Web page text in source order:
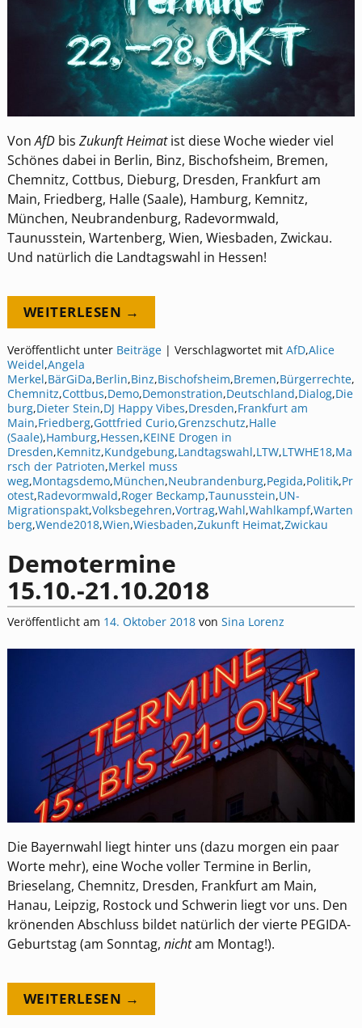
VonAfDbis Zukunft Heimatist diese Woche wieder viel
Schönes dabei in Berlin, Binz, Bischofsheim, Bremen,
Chemnitz, Cottbus, Dieburg, Dresden, Frankfurt am
Main, Friedberg, Halle (Saale), Hamburg, Kemnitz,
München, Neubrandenburg, Radevormwald,
Taunusstein, Wartenberg, Wien, Wiesbaden, Zwickau.
Und natürlich die Landtagswahl in Hessen!
WEITERLESEN →
Veröffentlicht unter Beiträge| Verschlagwortet mit AfD,Alice
Weidel,Angela
Merkel,BärGiDa,Berlin,Binz,Bischofsheim,Bremen,Bürgerrechte,
Chemnitz,Cottbus,Demo,Demonstration,Deutschland,Dialog,Die
burg,Dieter Stein,DJ Happy Vibes,Dresden,Frankfurt am
Main,Friedberg,Gottfried Curio,Grenzschutz,Halle
(Saale),Hamburg,Hessen,KEINE Drogen in
Dresden,Kemnitz,Kundgebung,Landtagswahl,LTW,LTWHE18,Ma
rsch der Patrioten,Merkel muss
weg,Montagsdemo,München,Neubrandenburg,Pegida,Politik,Pr
otest,Radevormwald,Roger Beckamp,Taunusstein,UN-
Migrationspakt,Volksbegehren,Vortrag,Wahl,Wahlkampf,Warten
berg,Wende2018,Wien,Wiesbaden,Zukunft Heimat,Zwickau
Demotermine
15.10.-21.10.2018
Veröffentlicht am 14. Oktober 2018 von Sina Lorenz
Die Bayernwahl liegt hinter uns (dazu morgen ein paar
Worte mehr), eine Woche voller Termine in Berlin,
Brieselang, Chemnitz, Dresden, Frankfurt am Main,
Hanau, Leipzig, Rostock und Schwerin liegt vor uns. Den
krönenden Abschluss bildet natürlich der vierte PEGIDA-
Geburtstag (am Sonntag, nichtam Montag!).
WEITERLESEN →